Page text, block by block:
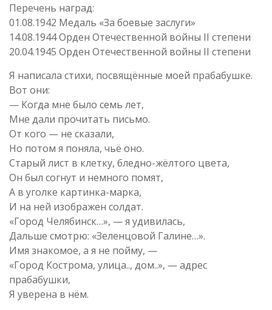
Перечень наград:
01.08.1942 Медаль «За боевые заслуги»
14.08.1944 Орден Отечественной войны II степени
20.04.1945 Орден Отечественной войны II степени
Я написала стихи, посвящённые моей прабабушке.
Вот они:
— Когда мне было семь лет,
Мне дали прочитать письмо.
От кого — не сказали,
Но потом я поняла, чьё оно.
Старый лист в клетку, бледно-жёлтого цвета,
Он был согнут и немного помят,
А в уголке картинка-марка,
И на ней изображен солдат.
«Город Челябинск…», — я удивилась,
Дальше смотрю: «Зеленцовой Галине…».
Имя знакомое, а я не пойму, —
«Город Кострома, улица.., дом..», — адрес
прабабушки,
Я уверена в нём.